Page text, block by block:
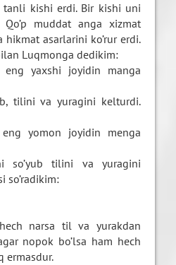
kishi erdi. Bir kishi uni
muddat anga xizmat
asarlarini ko’rur erdi.
Luqmonga dedikim:
eng yaxshi joyidin manga
tilini va yuragini kelturdi.
yomon joyidin menga
so’yub tilini va yuragini
so’radikim:
narsa til va yurakdan
nopok bo’lsa ham hech
ermasdur.